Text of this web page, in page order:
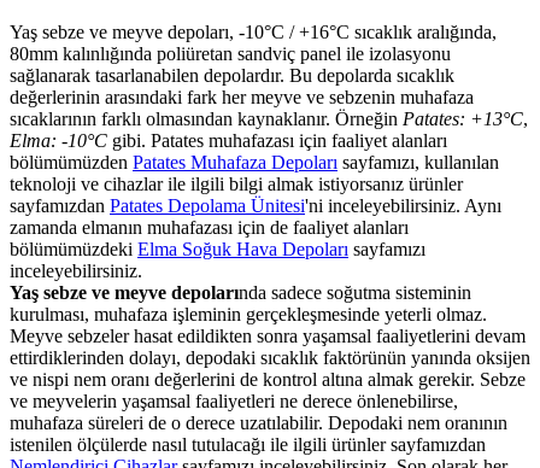
Yaş sebze ve meyve depoları, -10°C / +16°C sıcaklık aralığında,
80mm kalınlığında poliüretan sandviç panel ile izolasyonu
sağlanarak tasarlanabilen depolardır. Bu depolarda sıcaklık
değerlerinin arasındaki fark her meyve ve sebzenin muhafaza
sıcaklarının farklı olmasından kaynaklanır. Örneğin Patates: +13°C,
Elma: -10°C gibi. Patates muhafazası için faaliyet alanları
bölümümüzden Patates Muhafaza Depoları sayfamızı, kullanılan
teknoloji ve cihazlar ile ilgili bilgi almak istiyorsanız ürünler
sayfamızdan Patates Depolama Ünitesi'ni inceleyebilirsiniz. Aynı
zamanda elmanın muhafazası için de faaliyet alanları
bölümümüzdeki Elma Soğuk Hava Depoları sayfamızı
inceleyebilirsiniz.
Yaş sebze ve meyve depolarında sadece soğutma sisteminin
kurulması, muhafaza işleminin gerçekleşmesinde yeterli olmaz.
Meyve sebzeler hasat edildikten sonra yaşamsal faaliyetlerini devam
ettirdiklerinden dolayı, depodaki sıcaklık faktörünün yanında oksijen
ve nispi nem oranı değerlerini de kontrol altına almak gerekir. Sebze
ve meyvelerin yaşamsal faaliyetleri ne derece önlenebilirse,
muhafaza süreleri de o derece uzatılabilir. Depodaki nem oranının
istenilen ölçülerde nasıl tutulacağı ile ilgili ürünler sayfamızdan